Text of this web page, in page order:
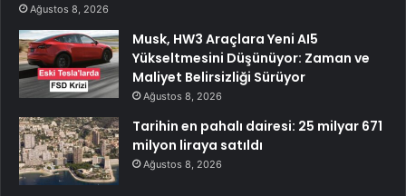
Ağustos 8, 2026
Musk, HW3 Araçlara Yeni AI5
Yükseltmesini Düşünüyor: Zaman ve
Maliyet Belirsizliği Sürüyor
Ağustos 8, 2026
Tarihin en pahalı dairesi: 25 milyar 671
milyon liraya satıldı
Ağustos 8, 2026